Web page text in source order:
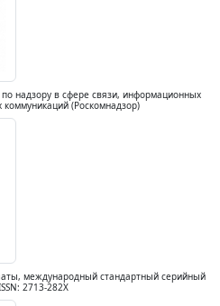
надзору в сфере связи, информационных
коммуникаций (Роскомнадзор)
международный стандартный серийный
2713-282X